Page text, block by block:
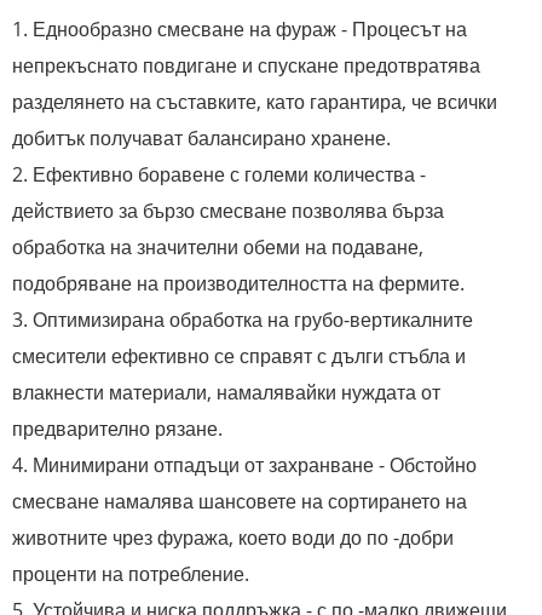
1. Еднообразно смесване на фураж - Процесът на
непрекъснато повдигане и спускане предотвратява
разделянето на съставките, като гарантира, че всички
добитък получават балансирано хранене.
2. Ефективно боравене с големи количества -
действието за бързо смесване позволява бърза
обработка на значителни обеми на подаване,
подобряване на производителността на фермите.
3. Оптимизирана обработка на грубо-вертикалните
смесители ефективно се справят с дълги стъбла и
влакнести материали, намалявайки нуждата от
предварително рязане.
4. Минимирани отпадъци от захранване - Обстойно
смесване намалява шансовете на сортирането на
животните чрез фуража, което води до по -добри
проценти на потребление.